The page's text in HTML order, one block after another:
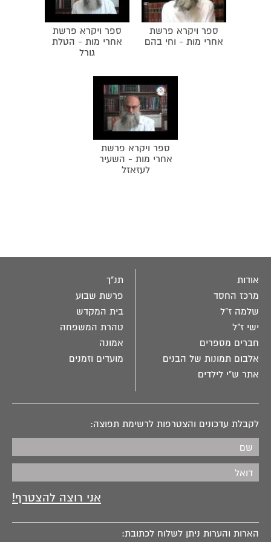
ספר ויקרא פרשת
אחרי מות - וחי בהם
ספר ויקרא פרשת
אחרי מות - הטלת
גורל
ספר ויקרא פרשת
אחרי מות - השעיר
לעזאזל
אודות
מרכז החסד
שלמה ז"ל
ישי ז"ל
חברים מספרים
אלבום תמונות של הבנים
אתר ש"י לילדים
תנ"ך
פרשת שבוע
בית המקדש
טהרת המשפחה
אמונה
מועדים וזמנים
לקבלת עדכונים והצטרפות לרשימת תפוצה:
הארות והערות ניתן לשלוח לכתובת: